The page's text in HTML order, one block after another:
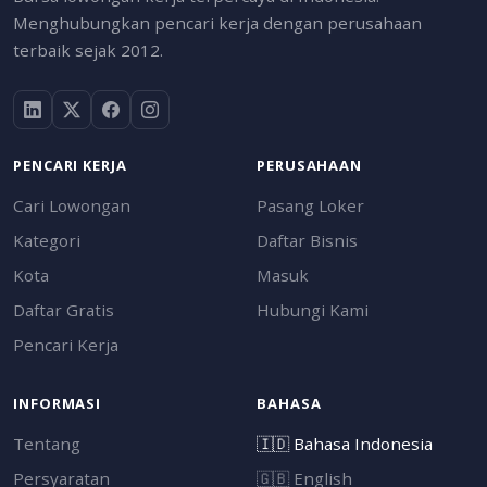
Menghubungkan pencari kerja dengan perusahaan
terbaik sejak 2012.
PENCARI KERJA
Cari Lowongan
Kategori
Kota
Daftar Gratis
Pencari Kerja
PERUSAHAAN
Pasang Loker
Daftar Bisnis
Masuk
Hubungi Kami
INFORMASI
Tentang
Persyaratan
BAHASA
🇮🇩Bahasa Indonesia
🇬🇧 English